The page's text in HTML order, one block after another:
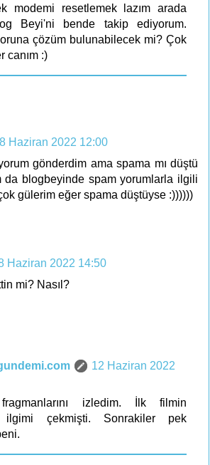
modemi resetlemek lazım arada
Beyi'ni bende takip ediyorum.
çözüm bulunabilecek mi? Çok
canım :)
8 Haziran 2022 12:00
gönderdim ama spama mı düştü
da blogbeyinde spam yorumlarla ilgili
gülerim eğer spama düştüyse :))))))
Haziran 2022 14:50
mi? Nasıl?
12 Haziran 2022
izledim. İlk filmin
ilgimi çekmişti. Sonrakiler pek